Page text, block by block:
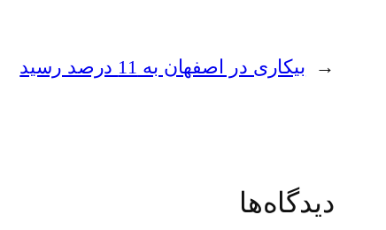
← بیکاری در اصفهان به 11 درصد رسید
دیدگاه‌ها